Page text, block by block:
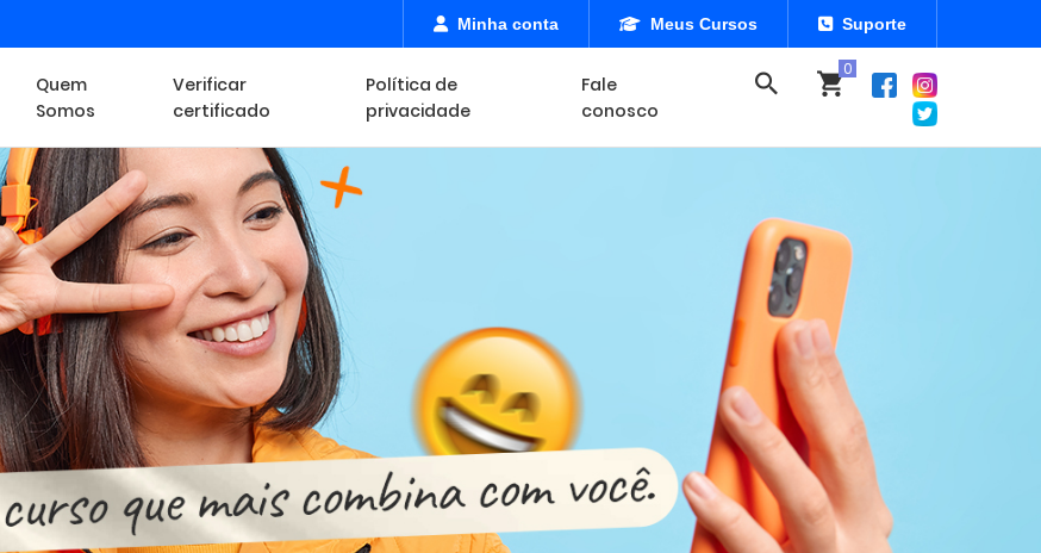
Minha conta Meus Cursos Suporte
Quem
Somos
Verificar
certificado
Política de
privacidade
Fale
conosco